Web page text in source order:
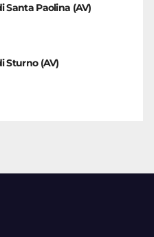
Santa Paolina (AV)
Sturno (AV)